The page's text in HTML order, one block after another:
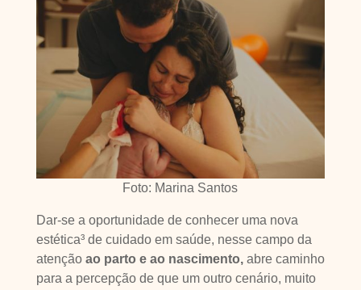
Foto: Marina Santos
Dar-se a oportunidade de conhecer uma nova
estética³ de cuidado em saúde, nesse campo da
atenção ao parto e ao nascimento,abre caminho
para a percepção de que um outro cenário, muito